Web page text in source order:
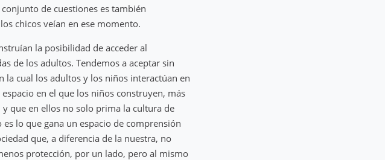
de cuestiones es también
chicos veían en ese momento.
la posibilidad de acceder al
de los adultos. Tendemos a aceptar sin
la cual los adultos y los niños interactúan en
en el que los niños construyen, más
que en ellos no solo prima la cultura de
lo que gana un espacio de comprensión
que, a diferencia de la nuestra, no
protección, por un lado, pero al mismo